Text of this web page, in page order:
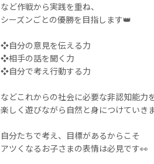
など作戦から実践を重ね、
シーズンごとの優勝を目指します👑
❖自分の意見を伝える力
❖相手の話を聞く力
❖自分で考え行動する力
などこれからの社会に必要な非認知能力
楽しく遊びながら自然と身につけていきま
自分たちで考え、目標があるからこそ
アツくなるお子さまの表情は必見です👀